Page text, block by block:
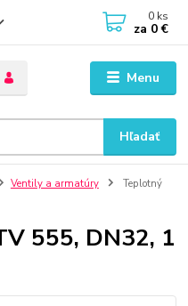
Menu
Hľadať
0 ks
za 0 €
Ventily a armatúry
Teplotný
555, DN32, 1